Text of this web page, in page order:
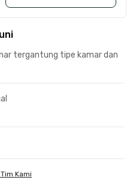
tergantung tipe kamar dan
Kami